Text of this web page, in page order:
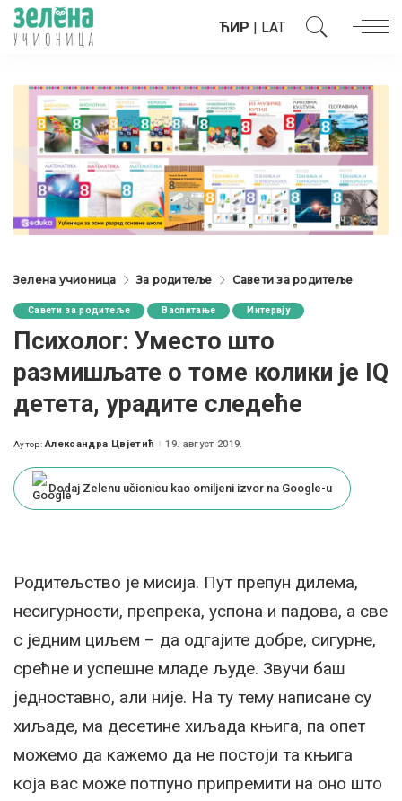
ЋИР | LAT
Зелена учионица За родитеље Савети за родитеље
Савети за родитеље Васпитање Интервју
Психолог: Уместо што
размишљате о томе колики је IQ
детета, урадите следеће
Posted
Аутор: Александра Цвјетић 19. август 2019.
Dodaj Zelenu učionicu kao omiljeni izvor na Google-u
Родитељство је мисија. Пут препун дилема,
несигурности, препрека, успона и падова, а све
с једним циљем – да одгајите добре, сигурне,
срећне и успешне младе људе. Звучи баш
једноставно, али није. На ту тему написане су
хиљаде, ма десетине хиљада књига, па опет
можемо да кажемо да не постоји та књига
која вас може потпуно припремити на оно што